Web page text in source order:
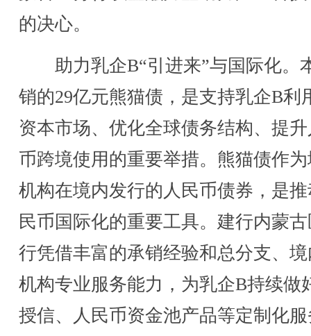
的决心。
助力乳企B“引进来”与国际化。
销的29亿元熊猫债，是支持乳企B利
资本市场、优化全球债务结构、提
币跨境使用的重要举措。熊猫债作
机构在境内发行的人民币债券，是
民币国际化的重要工具。建行内蒙
行凭借丰富的承销经验和总分支、
机构专业服务能力，为乳企B持续做
授信、人民币资金池产品等定制化